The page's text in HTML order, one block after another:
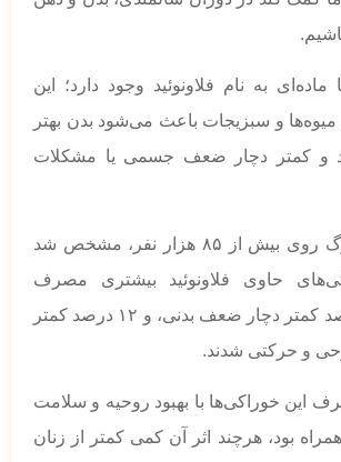
به نام فلاونوئید وجود دارد؛ این
و سبزیجات باعث می‌شود بدن بهتر
و کمتر دچار ضعف جسمی یا مشکلات
در یک تحقیق بزرگ روی بیش از ۸۵ هزار نفر، مشخص شد
حاوی فلاونوئید بیشتری مصرف
می‌کردند، ۱۵ درصد کمتر دچار ضعف بدنی، و ۱۲ درصد کمتر
و حرکتی شدند.
این خوراکی‌ها با بهبود روحیه و سلامت
بود، هرچند اثر آن کمی کمتر از زنان